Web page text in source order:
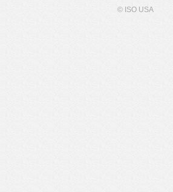
© ISO USA